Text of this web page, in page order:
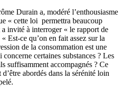
Durain a, modéré l’enthousiasme
« cette loi permettra beaucoup
invité à interroger « le rapport de
Est-ce qu’on en fait assez sur la
de la consommation est une
certaines substances ? Les
suffisamment accompagnés ? Ce
abordés dans la sérénité loin